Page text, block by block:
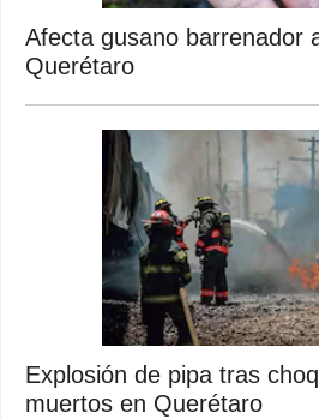
Afecta gusano barrenador
Querétaro
Explosión de pipa tras
muertos en Querétaro